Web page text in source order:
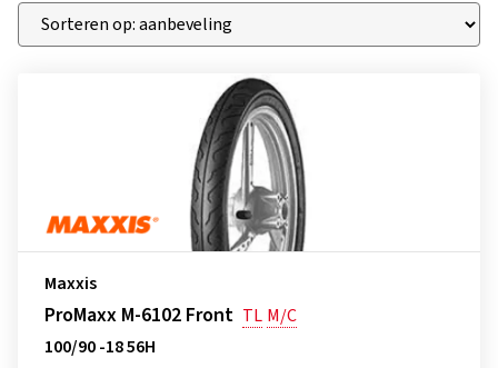
Maxxis
ProMaxx M-6102 Front TL M/C
100/90 -18 56H